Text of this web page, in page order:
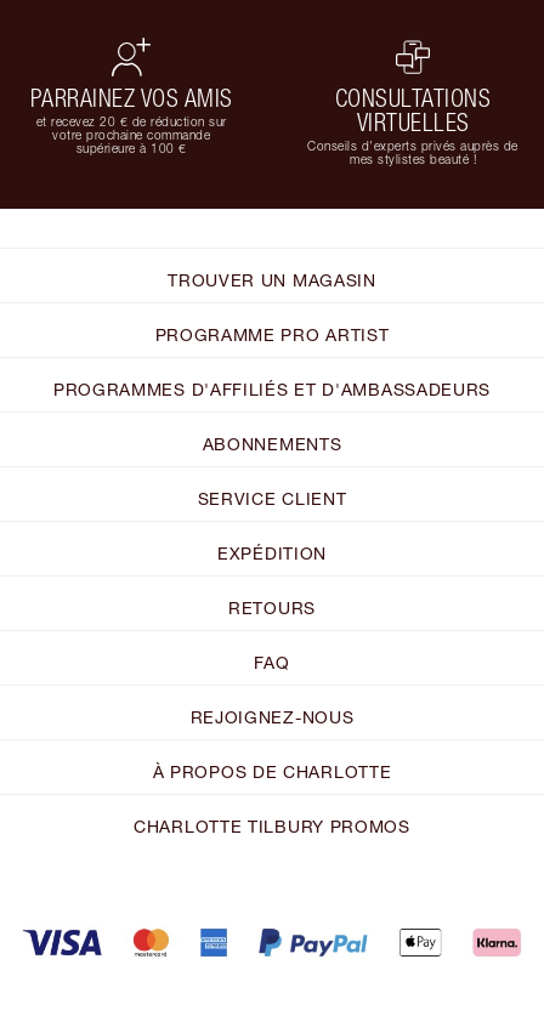
PARRAINEZ VOS AMIS
et recevez 20 € de réduction sur
votre prochaine commande
supérieure à 100 €
CONSULTATIONS
VIRTUELLES
Conseils d'experts privés auprès de
mes stylistes beauté !
TROUVER UN MAGASIN
PROGRAMME PRO ARTIST
PROGRAMMES D'AFFILIÉS ET D'AMBASSADEURS
ABONNEMENTS
SERVICE CLIENT
EXPÉDITION
RETOURS
FAQ
REJOIGNEZ-NOUS
À PROPOS DE CHARLOTTE
CHARLOTTE TILBURY PROMOS